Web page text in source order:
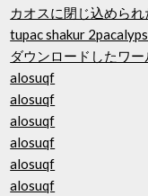
カオスに閉じ込めら
tupac shakur
ダウンロードしたワ
alosuqf
alosuqf
alosuqf
alosuqf
alosuqf
alosuqf